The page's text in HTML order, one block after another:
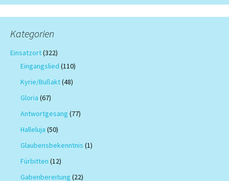
Kategorien
Einsatzort(322)
Eingangslied (110)
Kyrie/Bußakt(48)
Gloria (67)
Antwortgesang (77)
Halleluja (50)
Glaubensbekenntnis (1)
Fürbitten (12)
Gabenbereitung (22)